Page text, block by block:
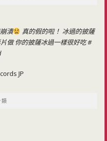
潰
真的假的啦！ 冰過的披薩
做 你的披薩冰過一樣很好吃#
JP